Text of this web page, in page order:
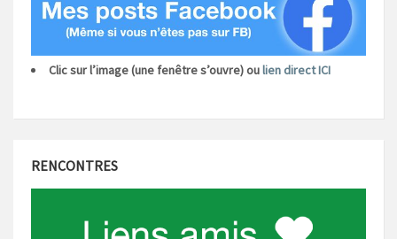
Clic sur l’image (une fenêtre s’ouvre) oulien direct ICI
RENCONTRES